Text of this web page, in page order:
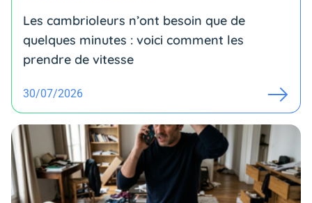
Les cambrioleurs n’ont besoin que de
quelques minutes : voici comment les
prendre de vitesse
30/07/2026